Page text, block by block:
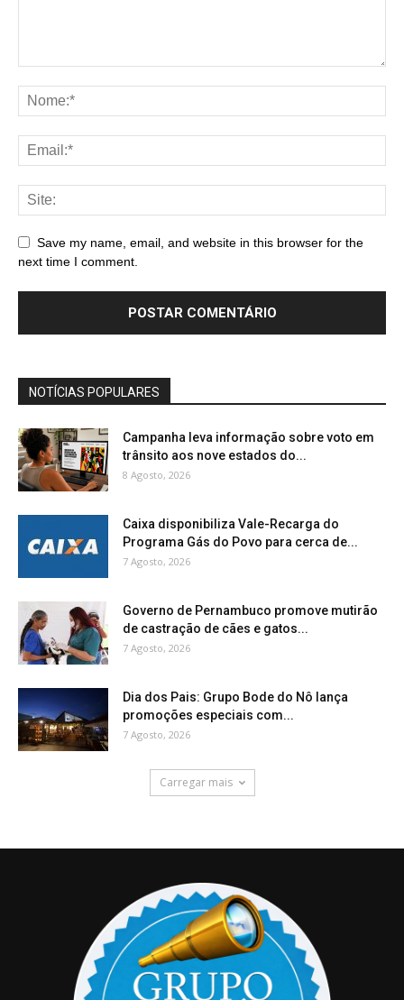
Save my name, email, and website in this browser for the
next time I comment.
NOTÍCIAS POPULARES
Campanha leva informação sobre voto em
trânsito aos nove estados do...
8 Agosto, 2026
Caixa disponibiliza Vale-Recarga do
Programa Gás do Povo para cerca de...
7 Agosto, 2026
Governo de Pernambuco promove mutirão
de castração de cães e gatos...
7 Agosto, 2026
Dia dos Pais: Grupo Bode do Nô lança
promoções especiais com...
7 Agosto, 2026
Carregar mais